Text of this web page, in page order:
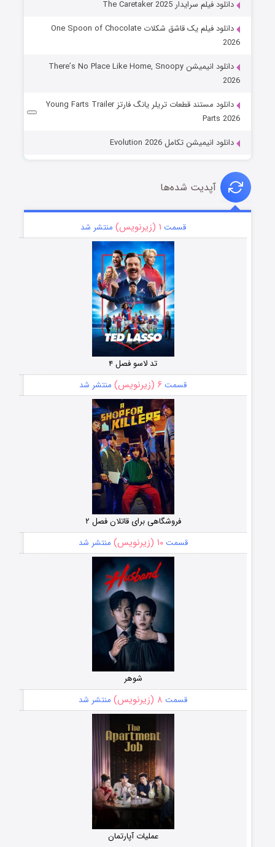
دانلود فیلم سرایدار The Caretaker 2025
دانلود فیلم یک قاشق شکلات One Spoon of Chocolate
2026
دانلود انیمیشن There’s No Place Like Home, Snoopy
2026
دانلود مستند قطعات تریلر یانگ فارتز Young Farts Trailer
Parts 2026
دانلود انیمیشن تکامل Evolution 2026
آپدیت شده‌ها
قسمت ۱ (زیرنویس) منتشر شد
تد لاسو فصل ۴
قسمت ۶ (زیرنویس) منتشر شد
فروشگاهی برای قاتلان فصل ۲
قسمت۱۰ (زیرنویس) منتشر شد
شوهر
قسمت ۸ (زیرنویس) منتشر شد
عملیات آپارتمان